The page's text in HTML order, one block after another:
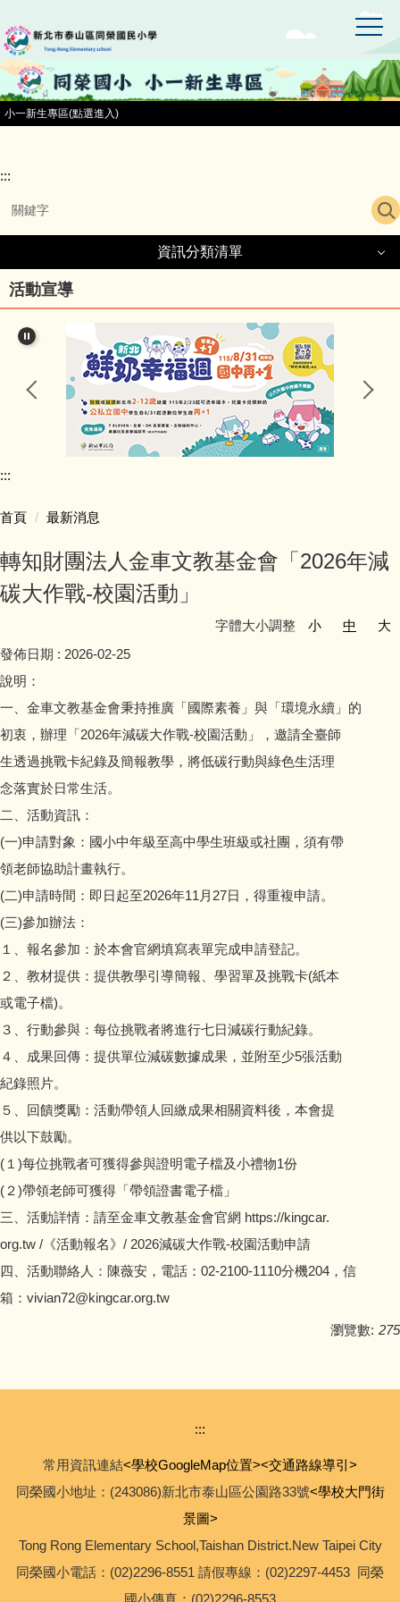
到
主
要
內
容
區
小一新生專區(點選進入)
:::
資訊分類清單
資訊分類清單
同榮國小首頁
小一新生專區
行政團隊介紹
學校行事簡曆
同榮教室配置圖
公職人員利益迴避專區
會計資訊公開
校園宣導訊息
活動宣導
:::
首頁 最新消息
轉知財團法人金車文教基金會「2026年減
碳大作戰-校園活動」
字體大小調整 小 中
大
發佈日期 : 2026-02-25
說明：
一、金車文教基金會秉持推廣「國際素養」與「環境永續」的
初衷，辦理「2026年減碳大作戰-校園活動」，邀請全臺師
生透過挑戰卡紀錄及簡報教學，將低碳行動與綠色生活理
念落實於日常生活。
二、活動資訊：
(一)申請對象：國小中年級至高中學生班級或社團，須有帶
領老師協助計畫執行。
(二)申請時間：即日起至2026年11月27日，得重複申請。
(三)參加辦法：
１、報名參加：於本會官網填寫表單完成申請登記。
２、教材提供：提供教學引導簡報、學習單及挑戰卡(紙本
或電子檔)。
３、行動參與：每位挑戰者將進行七日減碳行動紀錄。
４、成果回傳：提供單位減碳數據成果，並附至少5張活動
紀錄照片。
５、回饋獎勵：活動帶領人回繳成果相關資料後，本會提
供以下鼓勵。
(１)每位挑戰者可獲得參與證明電子檔及小禮物1份
(２)帶領老師可獲得「帶領證書電子檔」
三、活動詳情：請至金車文教基金會官網 https://kingcar.
org.tw /《活動報名》/ 2026減碳大作戰-校園活動申請
四、活動聯絡人：陳薇安，電話：02-2100-1110分機204，信
箱：vivian72@kingcar.org.tw
瀏覽數: 275
:::
常用資訊連結<學校GoogleMap位置><交通路線導引>
同榮國小地址：(243086)新北市泰山區公園路33號<學校大門街
景圖>
Tong Rong Elementary School,Taishan District.New Taipei City
同榮國小電話：(02)2296-8551 請假專線：(02)2297-4453 同榮